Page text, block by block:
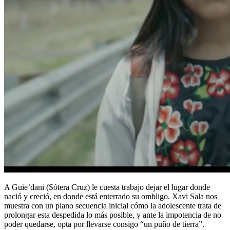
A Guie’dani (Sótera Cruz) le cuesta trabajo dejar el lugar donde
nació y creció, en donde está enterrado su ombligo. Xavi Sala nos
muestra con un plano secuencia inicial cómo la adolescente trata de
prolongar esta despedida lo más posible, y ante la impotencia de no
poder quedarse, opta por llevarse consigo “un puño de tierra”.